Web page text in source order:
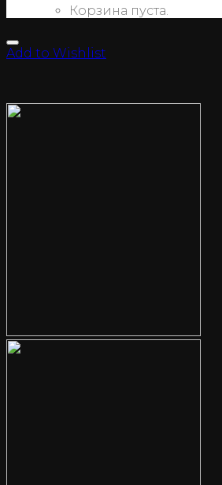
Корзина пуста.
Add to Wishlist